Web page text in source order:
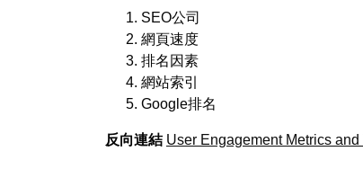
SEO公司
網頁速度
排名因素
網站索引
Google排名
反向連結 User Engagement Metrics